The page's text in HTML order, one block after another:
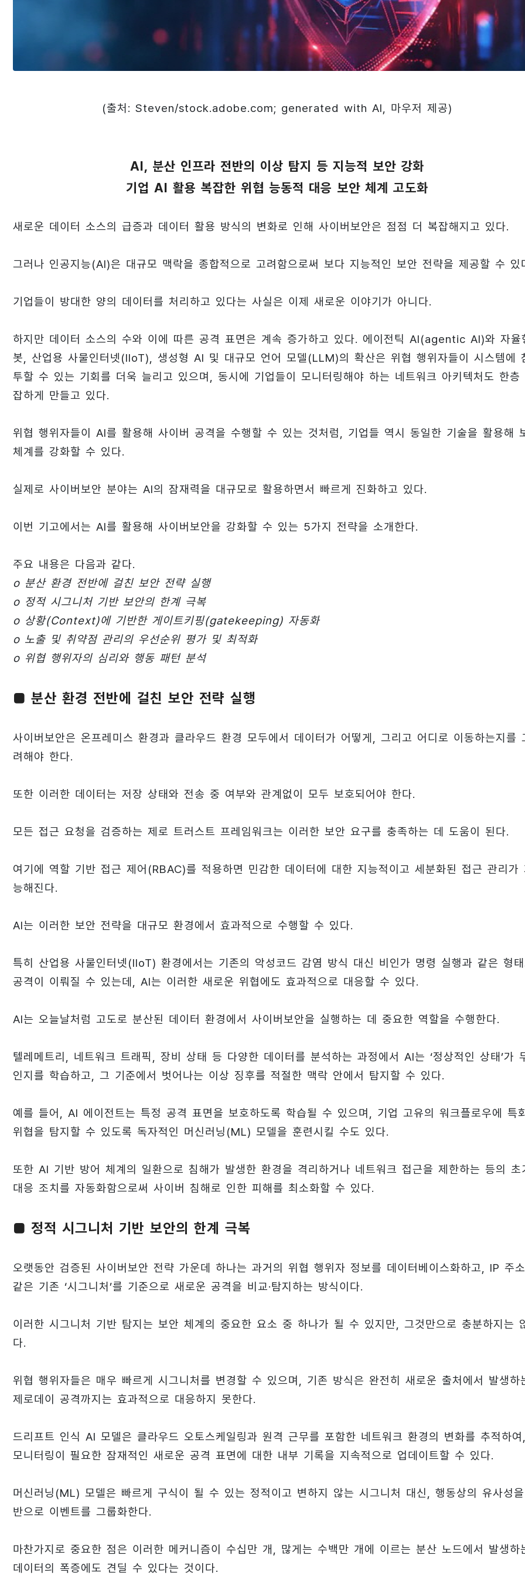
(출처: Steven/stock.adobe.com; generated with AI, 마우저 제공)
AI, 분산 인프라 전반의 이상 탐지 등 지능적 보안 강화
기업 AI 활용 복잡한 위협 능동적 대응 보안 체계 고도화
새로운 데이터 소스의 급증과 데이터 활용 방식의 변화로 인해 사이버보안은 점점 더 복잡해지고 있다.
그러나 인공지능(AI)은 대규모 맥락을 종합적으로 고려함으로써 보다 지능적인 보안 전략을 제공할 수 있
기업들이 방대한 양의 데이터를 처리하고 있다는 사실은 이제 새로운 이야기가 아니다.
하지만 데이터 소스의 수와 이에 따른 공격 표면은 계속 증가하고 있다. 에이전틱 AI(agentic AI)와 자율
봇, 산업용 사물인터넷(IIoT), 생성형 AI 및 대규모 언어 모델(LLM)의 확산은 위협 행위자들이 시스템에
투할 수 있는 기회를 더욱 늘리고 있으며, 동시에 기업들이 모니터링해야 하는 네트워크 아키텍처도 한층
잡하게 만들고 있다.
위협 행위자들이 AI를 활용해 사이버 공격을 수행할 수 있는 것처럼, 기업들 역시 동일한 기술을 활용해
체계를 강화할 수 있다.
실제로 사이버보안 분야는 AI의 잠재력을 대규모로 활용하면서 빠르게 진화하고 있다.
이번 기고에서는 AI를 활용해 사이버보안을 강화할 수 있는 5가지 전략을 소개한다.
주요 내용은 다음과 같다.
o 분산 환경 전반에 걸친 보안 전략 실행
o 정적 시그니처 기반 보안의 한계 극복
o 상황(Context)에 기반한 게이트키핑(gatekeeping) 자동화
o 노출 및 취약점 관리의 우선순위 평가 및 최적화
o 위협 행위자의 심리와 행동 패턴 분석
■ 분산 환경 전반에 걸친 보안 전략 실행
사이버보안은 온프레미스 환경과 클라우드 환경 모두에서 데이터가 어떻게, 그리고 어디로 이동하는지를
려해야 한다.
또한 이러한 데이터는 저장 상태와 전송 중 여부와 관계없이 모두 보호되어야 한다.
모든 접근 요청을 검증하는 제로 트러스트 프레임워크는 이러한 보안 요구를 충족하는 데 도움이 된다.
여기에 역할 기반 접근 제어(RBAC)를 적용하면 민감한 데이터에 대한 지능적이고 세분화된 접근 관리가
능해진다.
AI는 이러한 보안 전략을 대규모 환경에서 효과적으로 수행할 수 있다.
특히 산업용 사물인터넷(IIoT) 환경에서는 기존의 악성코드 감염 방식 대신 비인가 명령 실행과 같은 형
공격이 이뤄질 수 있는데, AI는 이러한 새로운 위협에도 효과적으로 대응할 수 있다.
AI는 오늘날처럼 고도로 분산된 데이터 환경에서 사이버보안을 실행하는 데 중요한 역할을 수행한다.
텔레메트리, 네트워크 트래픽, 장비 상태 등 다양한 데이터를 분석하는 과정에서 AI는 ‘정상적인 상태’가
인지를 학습하고, 그 기준에서 벗어나는 이상 징후를 적절한 맥락 안에서 탐지할 수 있다.
예를 들어, AI 에이전트는 특정 공격 표면을 보호하도록 학습될 수 있으며, 기업 고유의 워크플로우에 특
위협을 탐지할 수 있도록 독자적인 머신러닝(ML) 모델을 훈련시킬 수도 있다.
또한 AI 기반 방어 체계의 일환으로 침해가 발생한 환경을 격리하거나 네트워크 접근을 제한하는 등의 초
대응 조치를 자동화함으로써 사이버 침해로 인한 피해를 최소화할 수 있다.
■ 정적 시그니처 기반 보안의 한계 극복
오랫동안 검증된 사이버보안 전략 가운데 하나는 과거의 위협 행위자 정보를 데이터베이스화하고, IP 주
같은 기존 ‘시그니처’를 기준으로 새로운 공격을 비교·탐지하는 방식이다.
이러한 시그니처 기반 탐지는 보안 체계의 중요한 요소 중 하나가 될 수 있지만, 그것만으로 충분하지는
다.
위협 행위자들은 매우 빠르게 시그니처를 변경할 수 있으며, 기존 방식은 완전히 새로운 출처에서 발생하
제로데이 공격까지는 효과적으로 대응하지 못한다.
드리프트 인식 AI 모델은 클라우드 오토스케일링과 원격 근무를 포함한 네트워크 환경의 변화를 추적하
모니터링이 필요한 잠재적인 새로운 공격 표면에 대한 내부 기록을 지속적으로 업데이트할 수 있다.
머신러닝(ML) 모델은 빠르게 구식이 될 수 있는 정적이고 변하지 않는 시그니처 대신, 행동상의 유사성
반으로 이벤트를 그룹화한다.
마찬가지로 중요한 점은 이러한 메커니즘이 수십만 개, 많게는 수백만 개에 이르는 분산 노드에서 발생하
데이터의 폭증에도 견딜 수 있다는 것이다.